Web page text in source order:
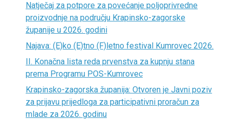
Natječaj za potpore za povećanje poljoprivredne
proizvodnje na području Krapinsko-zagorske
županije u 2026. godini
Najava: (E)ko (E)tno (F)letno festival Kumrovec 2026.
II. Konačna lista reda prvenstva za kupnju stana
prema Programu POS-Kumrovec
Krapinsko-zagorska županija: Otvoren je Javni poziv
za prijavu prijedloga za participativni proračun za
mlade za 2026. godinu